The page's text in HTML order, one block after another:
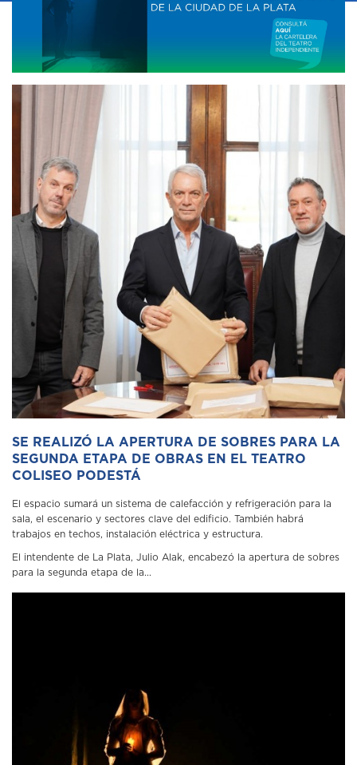
SE REALIZÓ LA APERTURA DE SOBRES PARA LA
SEGUNDA ETAPA DE OBRAS EN EL TEATRO
COLISEO PODESTÁ
El espacio sumará un sistema de calefacción y refrigeración para la
sala, el escenario y sectores clave del edificio. También habrá
trabajos en techos, instalación eléctrica y estructura.
El intendente de La Plata, Julio Alak, encabezó la apertura de sobres
para la segunda etapa de la...